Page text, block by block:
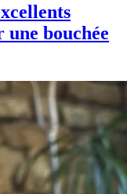
bouchée